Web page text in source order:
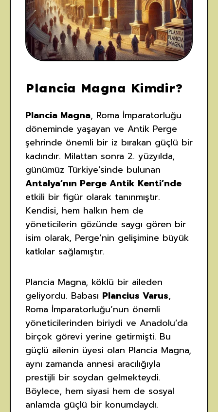
Plancia Magna Kimdir?
Plancia Magna, Roma İmparatorluğu
döneminde yaşayan ve Antik Perge
şehrinde önemli bir iz bırakan güçlü bir
kadındır. Milattan sonra 2. yüzyılda,
günümüz Türkiye’sinde bulunan
Antalya’nın Perge Antik Kenti’nde
etkili bir figür olarak tanınmıştır.
Kendisi, hem halkın hem de
yöneticilerin gözünde saygı gören bir
isim olarak, Perge’nin gelişimine büyük
katkılar sağlamıştır.
Plancia Magna, köklü bir aileden
geliyordu. Babası Plancius Varus,
Roma İmparatorluğu’nun önemli
yöneticilerinden biriydi ve Anadolu’da
birçok görevi yerine getirmişti. Bu
güçlü ailenin üyesi olan Plancia Magna,
aynı zamanda annesi aracılığıyla
prestijli bir soydan gelmekteydi.
Böylece, hem siyasi hem de sosyal
anlamda güçlü bir konumdaydı.